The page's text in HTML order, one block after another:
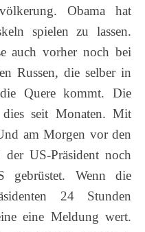
Obama hat
spielen zu lassen.
auch vorher noch bei
Russen, die selber in
Quere kommt. Die
seit Monaten. Mit
am Morgen vor den
US-Präsident noch
gebrüstet. Wenn die
24 Stunden
eine Meldung wert.